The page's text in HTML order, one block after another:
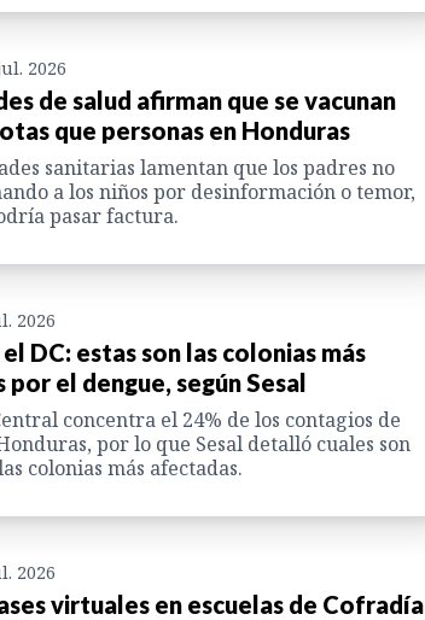
2026
de salud afirman que se vacunan
que personas en Honduras
sanitarias lamentan que los padres no
a los niños por desinformación o temor,
pasar factura.
2026
DC: estas son las colonias más
el dengue, según Sesal
concentra el 24% de los contagios de
por lo que Sesal detalló cuales son
colonias más afectadas.
2026
virtuales en escuelas de Cofradía